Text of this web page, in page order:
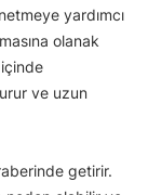
yardımcı
olanak
içinde
ve uzun
getirir.